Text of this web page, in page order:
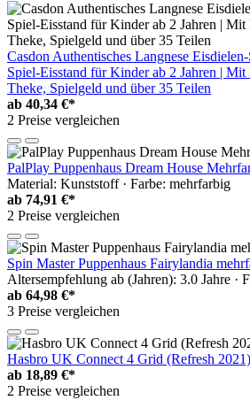
Casdon Authentisches Langnese Eisdielen-
Spiel-Eisstand für Kinder ab 2 Jahren |
Theke, Spielgeld und über 35 Teilen
ab 40,34 €*
2 Preise vergleichen
PalPlay Puppenhaus Dream House
Material: Kunststoff · Farbe: mehrfarbig
ab 74,91 €*
2 Preise vergleichen
Spin Master Puppenhaus Fairylandia
Altersempfehlung ab (Jahren): 3.0 Jahre ·
ab 64,98 €*
3 Preise vergleichen
Hasbro UK Connect 4 Grid (Refresh 2021)
ab 18,89 €*
2 Preise vergleichen